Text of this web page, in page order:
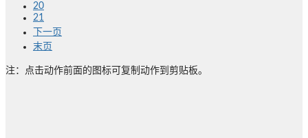
20
21
下一页
末页
注：点击动作前面的图标可复制动作到剪贴板。